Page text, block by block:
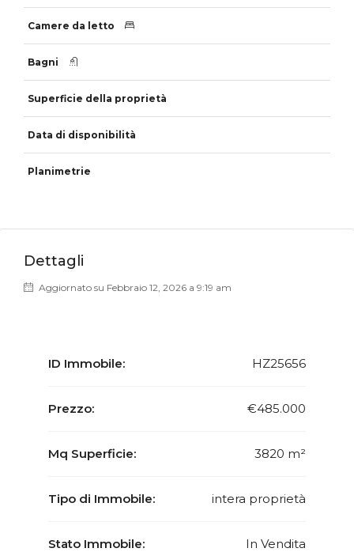
Dettagli
Aggiornato su Febbraio 12, 2026 a 9:19 am
ID Immobile: HZ25656
Prezzo: €485.000
Mq Superficie: 3820 m²
Tipo di Immobile: intera proprietà
Stato Immobile: In Vendita